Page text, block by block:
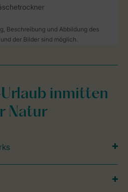
Beschreibung und Abbildung des
der Bilder sind möglich.
inmitten
Natur